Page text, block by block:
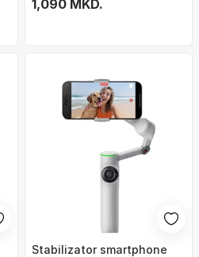
2, i zi
1,090 MKD.
Stabilizator smartphone